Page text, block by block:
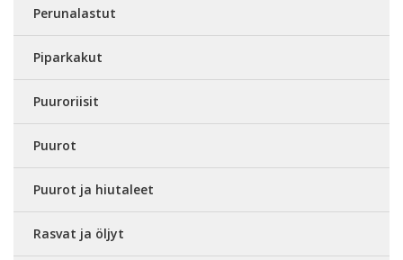
Perunalastut
Piparkakut
Puuroriisit
Puurot
Puurot ja hiutaleet
Rasvat ja öljyt